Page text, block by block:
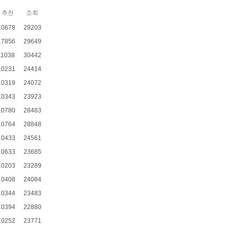
추천 조회
29203
29649
30442
24414
24072
23923
28483
28848
24561
23685
23289
24084
23483
22880
23771